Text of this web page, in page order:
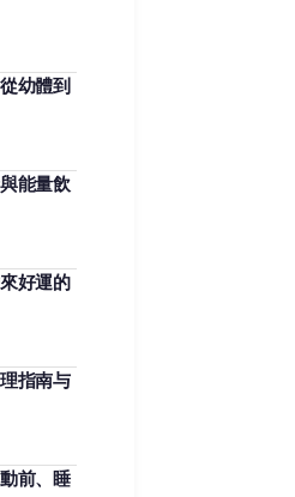
幼體到
能量飲
好運的
指南与
前、睡